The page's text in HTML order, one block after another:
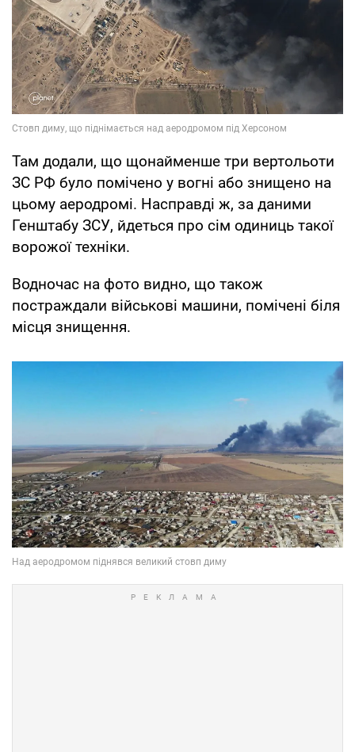
Там додали, що щонайменше три вертольоти
ЗС РФ було помічено у вогні або знищено на
цьому аеродромі. Насправді ж, за даними
Генштабу ЗСУ, йдеться про сім одиниць такої
ворожої техніки.
Водночас на фото видно, що також
постраждали військові машини, помічені біля
місця знищення.